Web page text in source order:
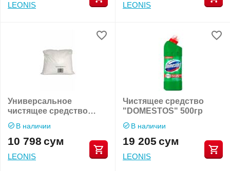
LEONIS LEONIS
Универсальное
чистящее средство
"AXMA" 1кг
В наличии
10 798 сум
LEONIS
Чистящее средство
"DOMESTOS" 500гр
В наличии
19 205 сум
LEONIS